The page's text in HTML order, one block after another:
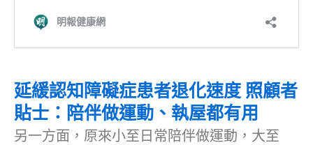
延緩認知障礙症患者退化速度 照顧者
貼士：陪伴做運動、執屋都有用
另一方面，原來小至日常陪伴做運動，大至